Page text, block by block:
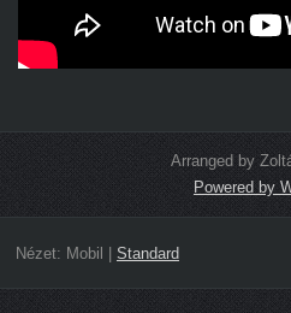
Arranged by
Powered by
Nézet: Mobil Standard